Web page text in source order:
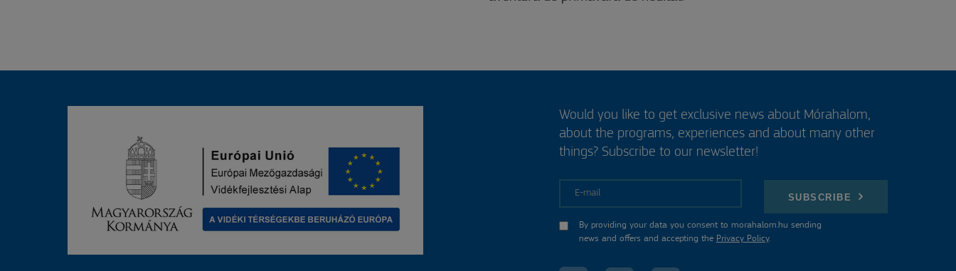
Would you like to get exclusive news about Mórahalom,
about the programs, experiences and about many other
things? Subscribe to our newsletter!
SUBSCRIBE
By providing your data you consent to morahalom.hu sending
news and offers and accepting the Privacy Policy.